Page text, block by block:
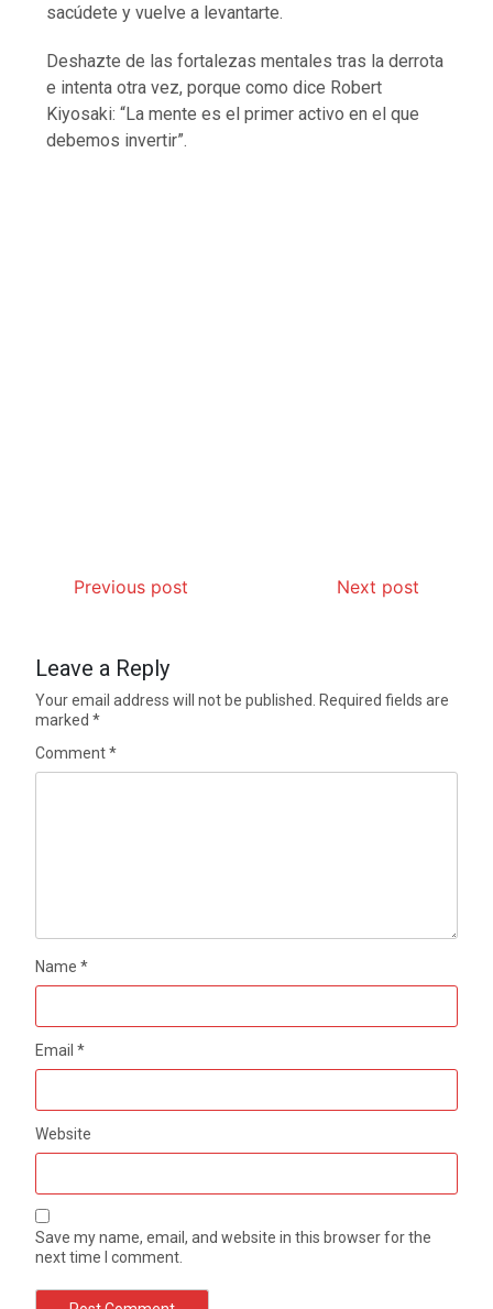
sacúdete y vuelve a levantarte.
Deshazte de las fortalezas mentales tras la derrota
e intenta otra vez, porque como dice Robert
Kiyosaki: “La mente es el primer activo en el que
debemos invertir”.
Previous post Next post
Leave a Reply
Your email address will not be published.
Required fields are
marked*
Comment*
Name*
Email*
Website
Save my name, email, and website in this browser for the
next time I comment.